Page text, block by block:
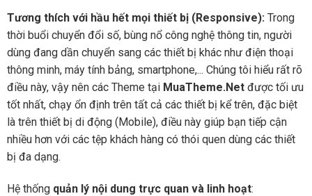
Tương thích với hầu hết mọi thiết bị (Responsive): Trong
thời buổi chuyển đổi số, bùng nổ công nghệ thông tin, người
dùng đang dần chuyển sang các thiết bị khác như điện thoại
thông minh, máy tính bảng, smartphone,... Chúng tôi hiểu rất rõ
điều này, vậy nên các Theme tại MuaTheme.Net được tối ưu
tốt nhất, chạy ổn định trên tất cả các thiết bị kể trên, đặc biệt
là trên thiết bị di động (Mobile), điều này giúp bạn tiếp cận
nhiều hơn với các tệp khách hàng có thói quen dùng các thiết
bị đa dạng.
Hệ thống quản lý nội dung trực quan và linh hoạt: